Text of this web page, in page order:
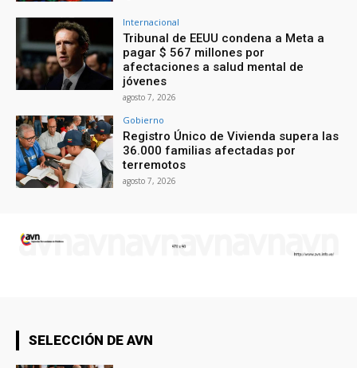
Internacional
Tribunal de EEUU condena a Meta a
pagar $ 567 millones por
afectaciones a salud mental de
jóvenes
agosto 7, 2026
Gobierno
Registro Único de Vivienda supera las
36.000 familias afectadas por
terremotos
agosto 7, 2026
SELECCIÓN DE AVN